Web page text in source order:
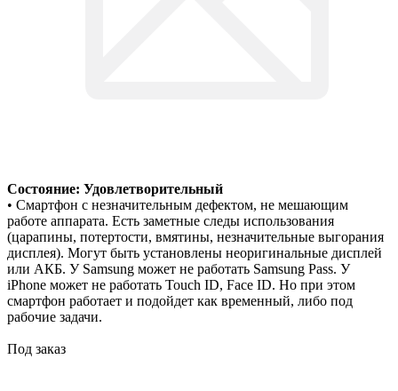
Состояние: Удовлетворительный
• Смартфон с незначительным дефектом, не мешающим
работе аппарата. Есть заметные следы использования
(царапины, потертости, вмятины, незначительные выгорания
дисплея). Могут быть установлены неоригинальные дисплей
или АКБ. У Samsung может не работать Samsung Pass. У
iPhone может не работать Touch ID, Face ID. Но при этом
смартфон работает и подойдет как временный, либо под
рабочие задачи.
Под заказ